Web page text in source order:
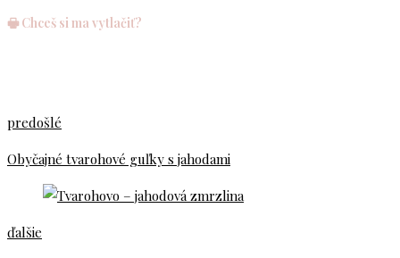
🖶 Chceš si ma vytlačiť?
predošlé
Obyčajné tvarohové guľky s jahodami
ďalšie